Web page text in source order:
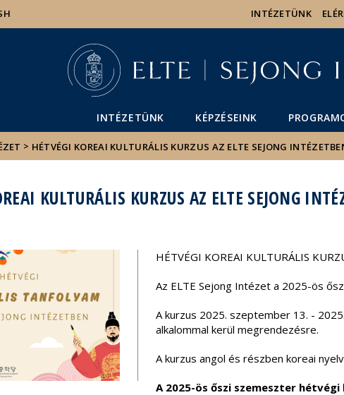
Hírek
Események
ELTE a
INTÉZETÜNK
INTÉZETÜNK KÉPZÉSEINK
> HÉTVÉGI KOREAI KULTURÁLIS KURZUS AZ ELTE SEJONG
KULTURÁLIS KURZUS AZ ELTE SEJONG
HÉTVÉGI KOREAI KULTURÁLIS
Az ELTE Sejong Intézet a 2025-ös
A kurzus 2025. szeptember 13. -
alkalommal kerül megrendezésre.
A kurzus angol és részben koreai
A 2025-ös őszi szemeszter